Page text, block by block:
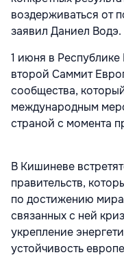
воздерживаться от
заявил Даниел Водэ.
1 июня в
второй Саммит
сообщества,
международным
страной с момента
В Кишиневе
правительств,
по достижению мира
связанных с ней
укрепление
устойчивость